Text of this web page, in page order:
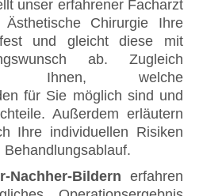
unser erfahrener Facharzt
Chirurgie Ihre
fest und gleicht diese mit
ab. Zugleich
Ihnen, welche
für Sie möglich sind und
Außerdem erläutern
Ihre individuellen Risiken
Nachher-Bildern erfahren